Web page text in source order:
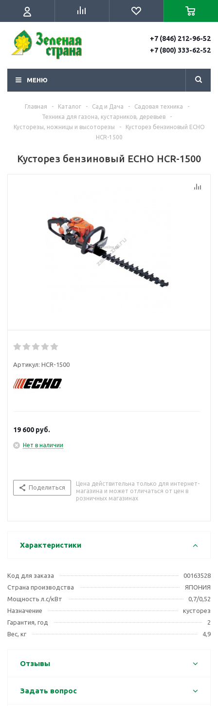
+7 (846) 212-96-52
+7 (800) 333-62-52
МЕНЮ
Главная - Каталог - Сад и Дача - Садовая техника
-
Техника для газона, кустарников, деревьев
-
Кусторезы, ножницы и высоторезы
-
Кусторез бензиновый ECHO
HCR-1500
Кусторез бензиновый ECHO HCR-1500
Артикул: HCR-1500
19 600 руб.
Нет в наличии
Поделиться
Цена действительна только для интернет-
магазина и может отличаться от цен в
розничных магазинах
Характеристики
Код для заказа
00163528
Страна производства
ЯПОНИЯ
Мощность л.с/кВт
0,7/0,52
Назначение
кусторез
Гарантия, год
2
Вес, кг
4,9
Отзывы
Задать вопрос